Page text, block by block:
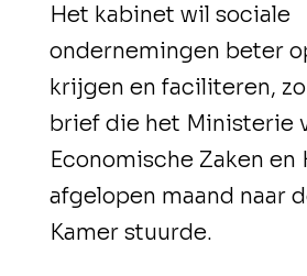
Het kabinet wil sociale
ondernemingen beter
krijgen en faciliteren,
brief die het Ministerie
Economische Zaken en
afgelopen maand naar
Kamer stuurde.